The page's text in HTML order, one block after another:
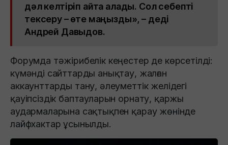
дәл келтіріп айта алады. Сол себепті
тексеру – өте маңызды», – деді
Андрей Давыдов.
Форумда тәжірибелік кеңестер де көрсетілді:
күмәнді сайттарды анықтау, жалған
аккаунттарды тану, әлеуметтік желідегі
қауіпсіздік баптауларын орнату, қаржы
аудармаларына сақтықпен қарау жөнінде
лайфхактар ұсынылды.